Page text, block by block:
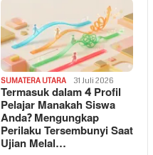
SUMATERA UTARA 31 Juli 2026
Termasuk dalam 4 Profil
Pelajar Manakah Siswa
Anda? Mengungkap
Perilaku Tersembunyi Saat
Ujian Melal…